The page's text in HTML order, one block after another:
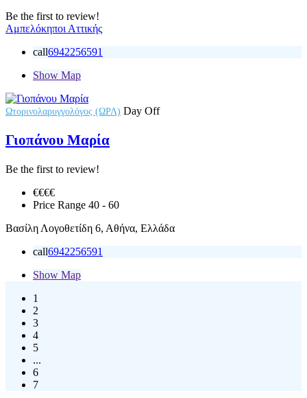
Be the first to review!
Αμπελόκηποι Αττικής
call6942256591
Show Map
Ωτορινολαρυγγολόγος (ΩΡΛ) Day Off
Γιοπάνου Μαρία
Be the first to review!
€€€€
Price Range 40 - 60
Βασίλη Λογοθετίδη 6, Αθήνα, Ελλάδα
call6942256591
Show Map
1
2
3
4
5
...
6
7